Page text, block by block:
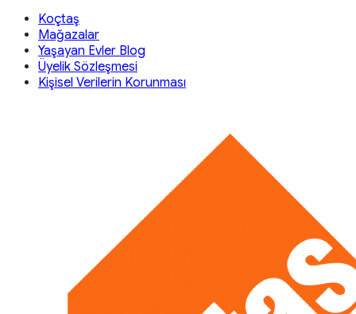
Koçtaş
Mağazalar
Yaşayan Evler Blog
Üyelik Sözleşmesi
Kişisel Verilerin Korunması